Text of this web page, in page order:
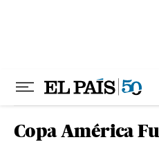
Copa América